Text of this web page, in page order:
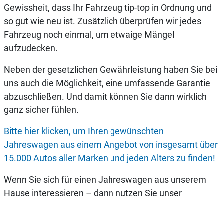
Gewissheit, dass Ihr Fahrzeug tip-top in Ordnung und
so gut wie neu ist. Zusätzlich überprüfen wir jedes
Fahrzeug noch einmal, um etwaige Mängel
aufzudecken.
Neben der gesetzlichen Gewährleistung haben Sie bei
uns auch die Möglichkeit, eine umfassende Garantie
abzuschließen. Und damit können Sie dann wirklich
ganz sicher fühlen.
Bitte hier klicken, um Ihren gewünschten
Jahreswagen aus einem Angebot von insgesamt über
15.000 Autos aller Marken und jeden Alters zu finden!
Wenn Sie sich für einen Jahreswagen aus unserem
Hause interessieren – dann nutzen Sie unser